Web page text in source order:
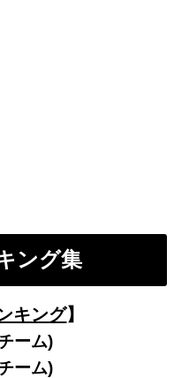
ング集
キング】
ーム)
ーム)